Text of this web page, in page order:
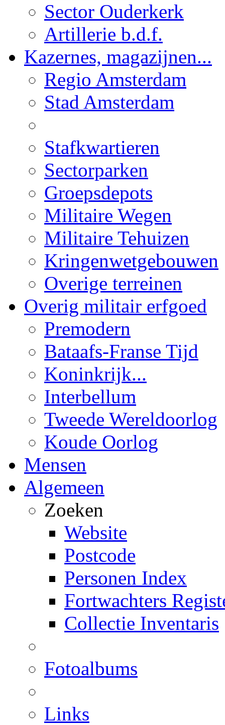
Sector Ouderkerk
Artillerie b.d.f.
Kazernes, magazijnen...
Regio Amsterdam
Stad Amsterdam
Stafkwartieren
Sectorparken
Groepsdepots
Militaire Wegen
Militaire Tehuizen
Kringenwetgebouwen
Overige terreinen
Overig militair erfgoed
Premodern
Bataafs-Franse Tijd
Koninkrijk...
Interbellum
Tweede Wereldoorlog
Koude Oorlog
Mensen
Algemeen
Zoeken
Website
Postcode
Personen Index
Fortwachters
Collectie Inventaris
Fotoalbums
Links